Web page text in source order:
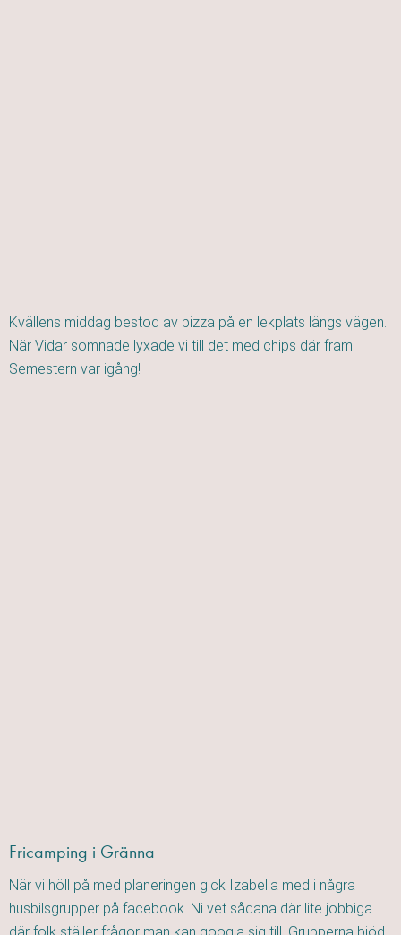
Kvällens middag bestod av pizza på en lekplats längs vägen.
När Vidar somnade lyxade vi till det med chips där fram.
Semestern var igång!
Fricamping i Gränna
När vi höll på med planeringen gick Izabella med i några
husbilsgrupper på facebook. Ni vet sådana där lite jobbiga